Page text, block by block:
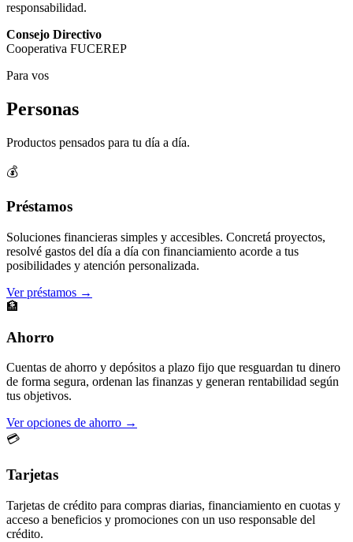
responsabilidad.
Consejo Directivo
Cooperativa FUCEREP
Para vos
Personas
Productos pensados para tu día a día.
💰
Préstamos
Soluciones financieras simples y accesibles. Concretá proyectos,
resolvé gastos del día a día con financiamiento acorde a tus
posibilidades y atención personalizada.
Ver préstamos →
🏦
Ahorro
Cuentas de ahorro y depósitos a plazo fijo que resguardan tu dinero
de forma segura, ordenan las finanzas y generan rentabilidad según
tus objetivos.
Ver opciones de ahorro →
💳
Tarjetas
Tarjetas de crédito para compras diarias, financiamiento en cuotas y
acceso a beneficios y promociones con un uso responsable del
crédito.